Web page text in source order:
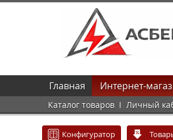
Главная Интернет-
Каталог товаров Личный
Конфигуратор